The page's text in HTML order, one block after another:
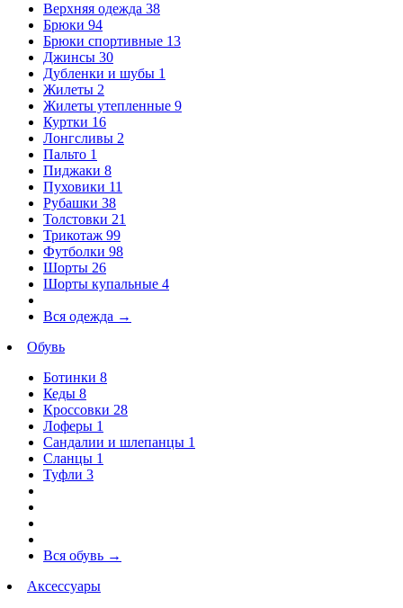
Верхняя одежда 38
Брюки 94
Брюки спортивные 13
Джинсы 30
Дубленки и шубы 1
Жилеты 2
Жилеты утепленные 9
Куртки 16
Лонгсливы 2
Пальто 1
Пиджаки 8
Пуховики 11
Рубашки 38
Толстовки 21
Трикотаж 99
Футболки 98
Шорты 26
Шорты купальные 4
Вся одежда →
Обувь
Ботинки 8
Кеды 8
Кроссовки 28
Лоферы 1
Сандалии и шлепанцы 1
Сланцы 1
Туфли 3
Вся обувь →
Аксессуары